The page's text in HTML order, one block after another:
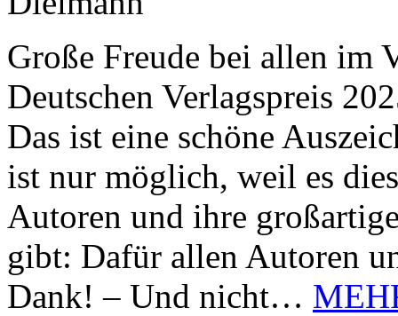
Große Freude bei allen im
Deutschen Verlagspreis
Das ist eine schöne
ist nur möglich, weil es
Autoren und ihre
gibt: Dafür allen Autoren
Dank! – Und nicht…